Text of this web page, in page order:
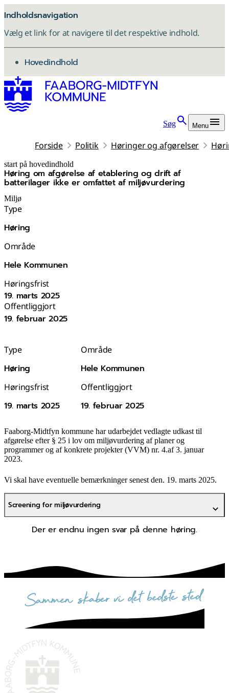
Indholdsnavigation
Vælg et link for at navigere til det respektive indhold.
gå til
Hovedindhold
Søg Menu
Forside Politik Høringer og afgørelser
start på hovedindhold
Høring om afgørelse af etablering og drift af
batterilager ikke er omfattet af miljøvurdering
senest opdateret 8. december 2025
Miljø
Type
Høring
Område
Hele Kommunen
Høringsfrist
19. marts 2025
Offentliggjort
19. februar 2025
Type
Høring
Område
Hele Kommunen
Høringsfrist
19. marts 2025
Offentliggjort
19. februar 2025
Faaborg-Midtfyn kommune har udarbejdet vedlagte udkast til
afgørelse efter § 25 i lov om miljøvurdering af planer og
programmer og af konkrete projekter (VVM) nr. 4.af 3. januar
2023.
Vi skal have eventuelle bemærkninger senest den. 19. marts 2025.
Screening for miljøvurdering
Der er endnu ingen svar på denne høring.
sammen skaber vi det bedste sted